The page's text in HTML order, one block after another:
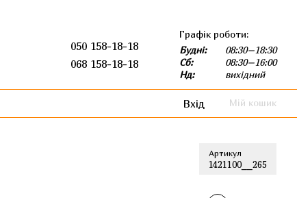
050 158-18-18
068 158-18-18
Графік роботи:
Будні:
08:30–18:30
Сб:
08:30–16:00
Нд:
вихідний
Вхід Мій кошик
Артикул
1421100__265